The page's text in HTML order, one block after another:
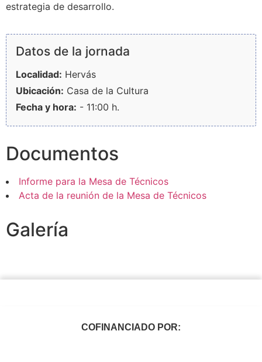
estrategia de desarrollo.
Datos de la jornada
Localidad: Hervás
Ubicación: Casa de la Cultura
Fecha y hora: - 11:00 h.
Documentos
Informe para la Mesa de Técnicos
Acta de la reunión de la Mesa de Técnicos
Galería
COFINANCIADO POR: